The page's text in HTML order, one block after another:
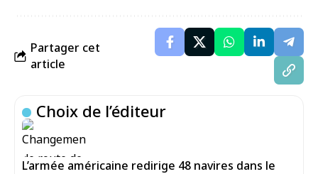
Partager cet
article
Choix de l’éditeur
L’armée américaine redirige 48 navires dans le